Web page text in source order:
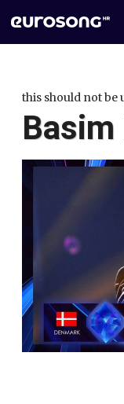
this should not be
Basim